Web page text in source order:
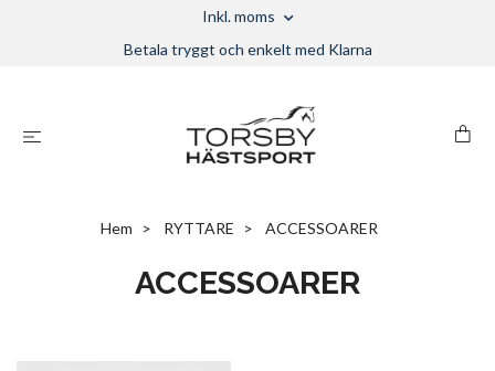
Inkl. moms
Betala tryggt och enkelt med Klarna
Hem RYTTARE ACCESSOARER
ACCESSOARER